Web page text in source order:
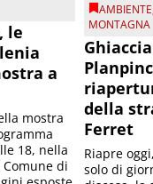
le
a
mostra
18, nella
di
AMBIENTE
MONTAGNA
della
Ferret
Riapre
solo di